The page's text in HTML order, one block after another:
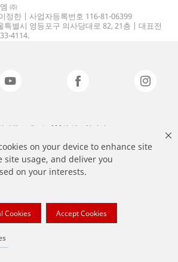
on your device to enhance site
site usage, and deliver you
on your interests.
Cookies Accept Cookies
㈜
정한 | 사업자등록번호 116-81-06399
특별시 영등포구 의사당대로 82, 21층 | 대표전
4114.
거된 브랜드는 3M의 상표입니다.